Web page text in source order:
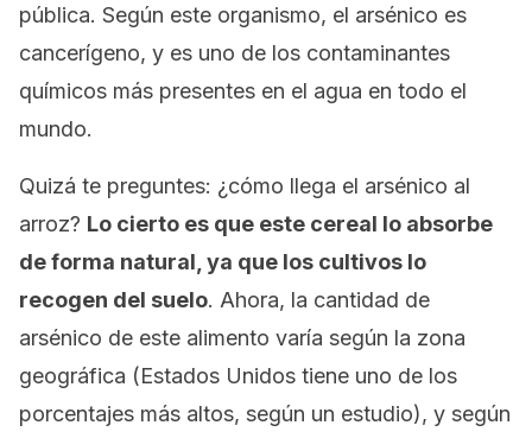
pública. Según este organismo, el arsénico es
cancerígeno, y es uno de los contaminantes
químicos más presentes en el agua en todo el
mundo.
Quizá te preguntes: ¿cómo llega el arsénico al
arroz? Lo cierto es que este cereal lo absorbe
de forma natural, ya que los cultivos lo
recogen del suelo. Ahora, la cantidad de
arsénico de este alimento varía según la zona
geográfica (Estados Unidos tiene uno de los
porcentajes más altos, según un estudio), y según